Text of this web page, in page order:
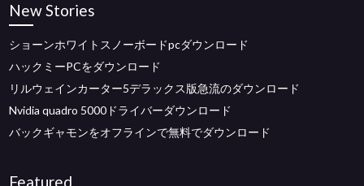
New Stories
ショーンホワイトスノーボードpcダウンロード
ハックミーPCをダウンロード
リルウェインカーター5デラックス版急流のダウンロード
Nvidia quadro 5000ドライバーダウンロード
バックギャモンをオフラインで無料でダウンロード
Featured